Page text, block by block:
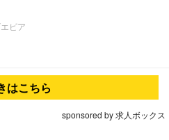
ピア
はこちら
sponsored by 求人ボックス